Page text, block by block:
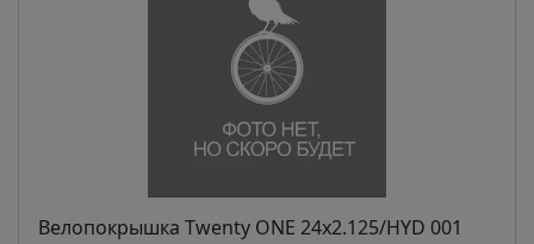
Велопокрышка Twenty ONE 24x2.125/HYD 001